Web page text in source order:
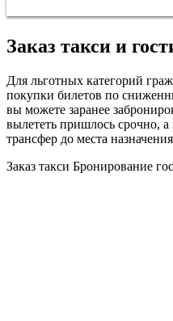
Заказ такси и
Для льготных категорий
покупки билетов по
вы можете заранее
вылететь пришлось срочно,
трансфер до места
Заказ такси Бронирование